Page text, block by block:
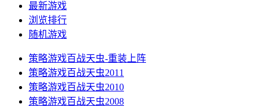
最新游戏
浏览排行
随机游戏
策略游戏百战天虫-重装上阵
策略游戏百战天虫2011
策略游戏百战天虫2010
策略游戏百战天虫2008